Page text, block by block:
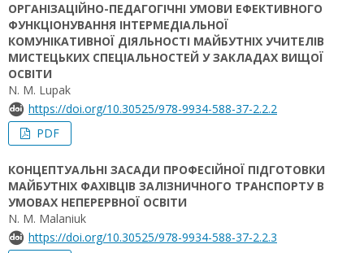
ОРГАНІЗАЦІЙНО-ПЕДАГОГІЧНІ УМОВИ ЕФЕКТИВНОГО
ФУНКЦІОНУВАННЯ ІНТЕРМЕДІАЛЬНОЇ
КОМУНІКАТИВНОЇ ДІЯЛЬНОСТІ МАЙБУТНІХ УЧИТЕЛІВ
МИСТЕЦЬКИХ СПЕЦІАЛЬНОСТЕЙ У ЗАКЛАДАХ ВИЩОЇ
ОСВІТИ
N. M. Lupak
https://doi.org/10.30525/978-9934-588-37-2.2.2
PDF
КОНЦЕПТУАЛЬНІ ЗАСАДИ ПРОФЕСІЙНОЇ ПІДГОТОВКИ
МАЙБУТНІХ ФАХІВЦІВ ЗАЛІЗНИЧНОГО ТРАНСПОРТУ В
УМОВАХ НЕПЕРЕРВНОЇ ОСВІТИ
N. M. Malaniuk
https://doi.org/10.30525/978-9934-588-37-2.2.3